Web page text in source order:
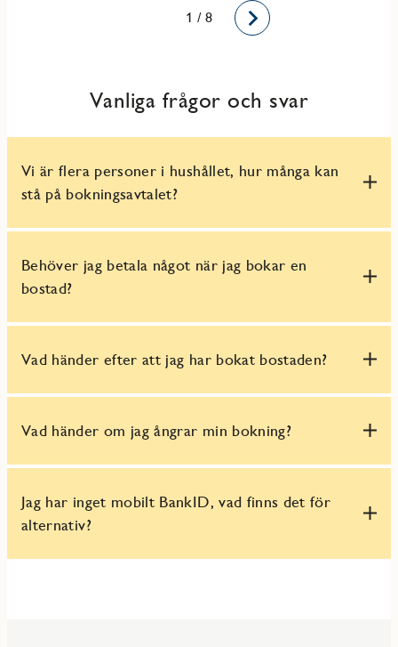
1
2
3
4
5
6
7
8 / 8 Framåt
Vanliga frågor och svar
Vi är flera personer i hushållet, hur många kan
stå på bokningsavtalet?
Behöver jag betala något när jag bokar en
bostad?
Vad händer efter att jag har bokat bostaden?
Vad händer om jag ångrar min bokning?
Jag har inget mobilt BankID, vad finns det för
alternativ?